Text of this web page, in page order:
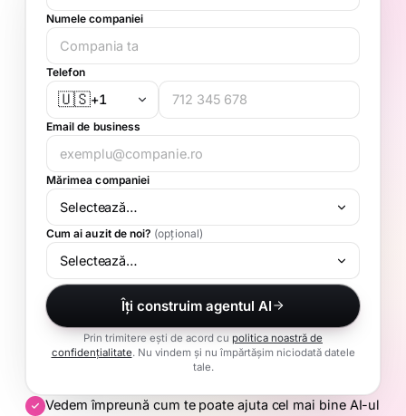
Vedem împreună cum te poate ajuta cel mai bine AI-ul
Numele companiei
Telefon
🇺🇸+1
Email de business
Mărimea companiei
Cum ai auzit de noi? (opțional)
Îți construim agentul AI
Prin trimitere ești de acord cu politica noastră de
confidențialitate. Nu vindem și nu împărtășim niciodată datele
tale.